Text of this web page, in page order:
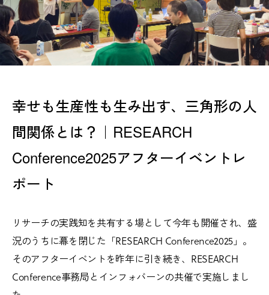
幸せも生産性も生み出す、三角形の人
間関係とは？｜RESEARCH
Conference2025アフターイベントレ
ポート
リサーチの実践知を共有する場として今年も開催され、盛
況のうちに幕を閉じた「RESEARCH Conference2025」。
そのアフターイベントを昨年に引き続き、RESEARCH
Conference事務局とインフォバーンの共催で実施しまし